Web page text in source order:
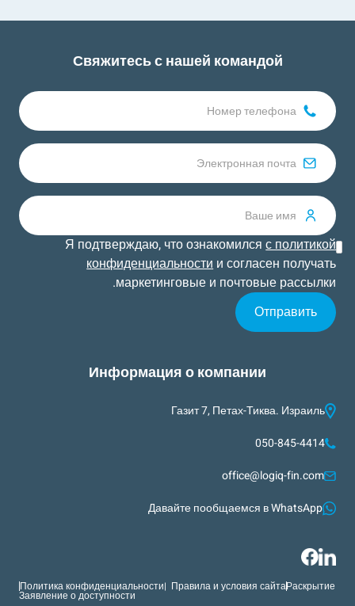
Свяжитесь с нашей командой
Я подтверждаю, что ознакомилсяс политикой
конфиденциальностии согласен получать
маркетинговые и почтовые рассылки.
Информация о компании
Газит 7, Петах-Тиква. Израиль
050-845-4414
office@logiq-fin.com
Давайте пообщаемся в WhatsApp
Раскрытие
Правила и условия сайта |
Политика конфиденциальности
Заявление о доступности